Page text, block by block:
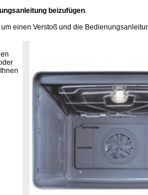
beizufügen.
einen Verstoß und die